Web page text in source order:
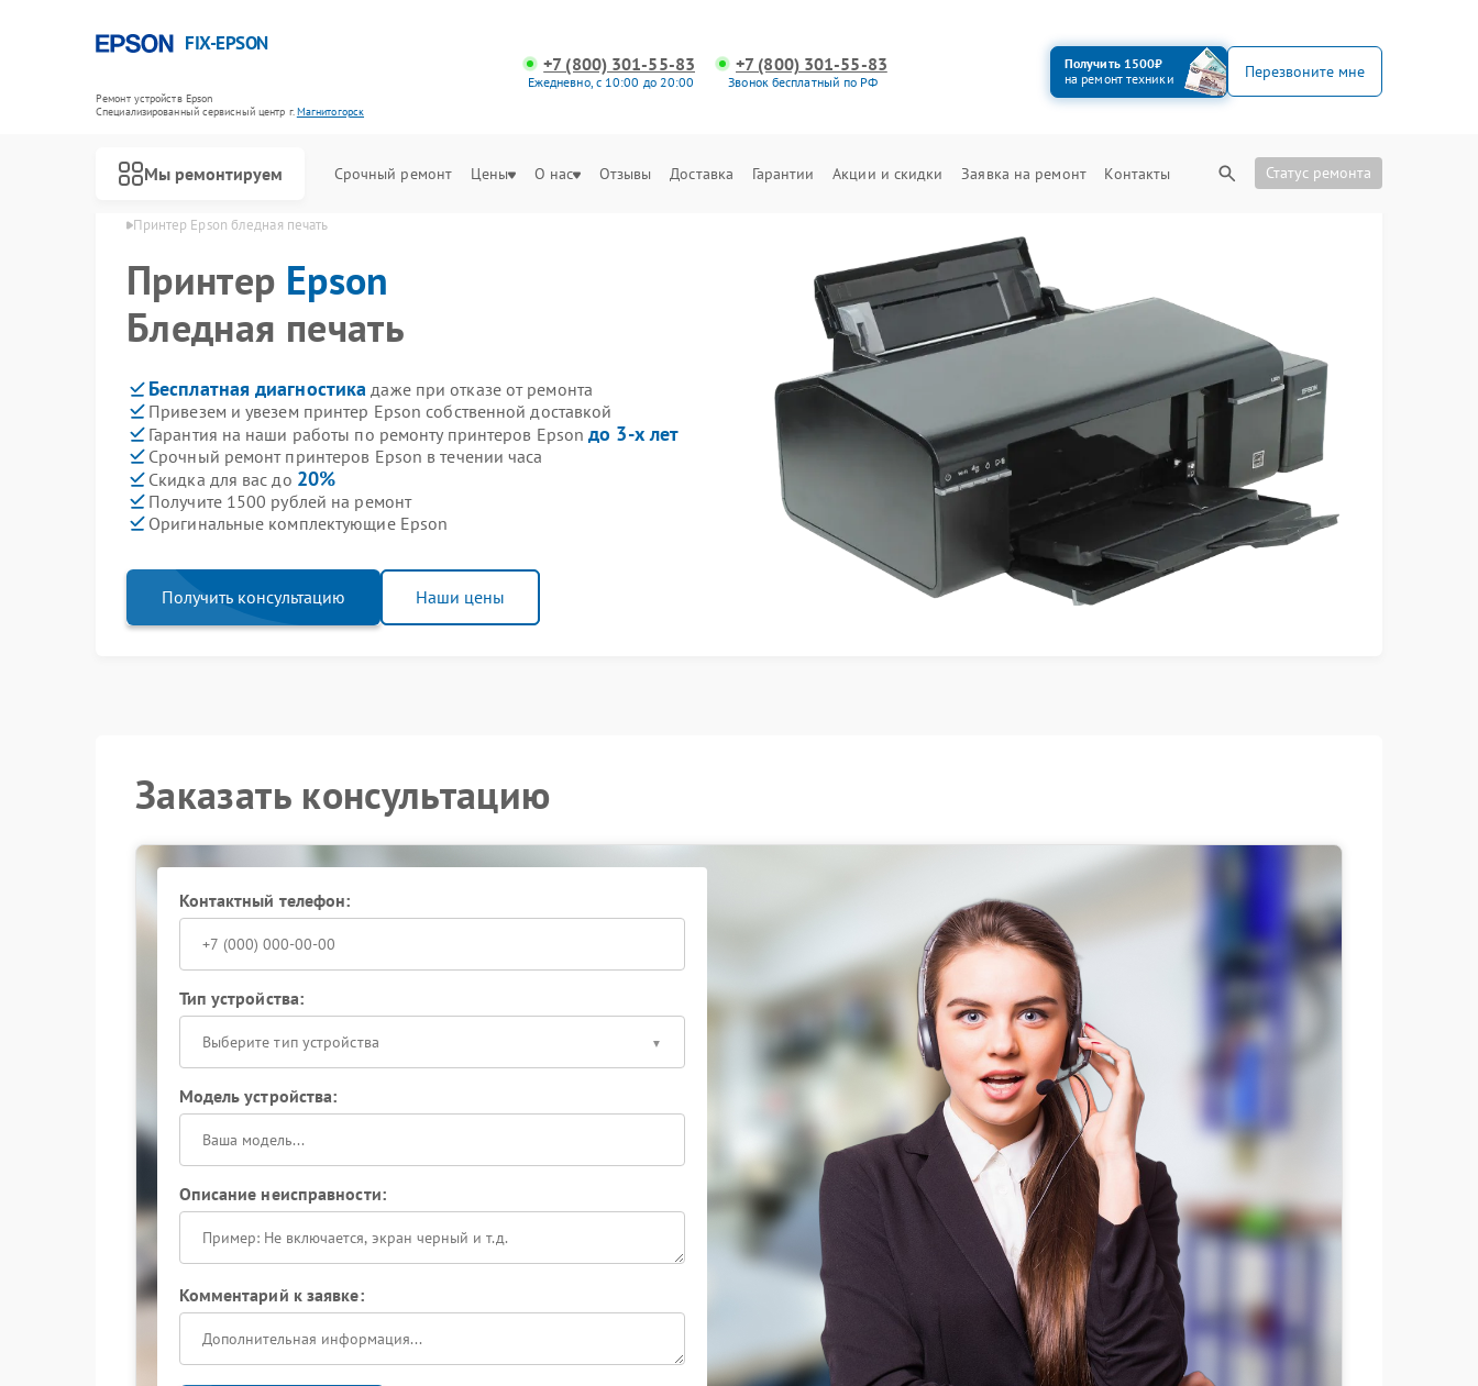
FIX-EPSON
Ремонт устройств Epson
Специализированный cервисный центр г.Магнитогорск
+7 (800) 301-55-83
Ежедневно, с 10:00 до 20:00
+7 (800) 301-55-83
Звонок бесплатный по РФ
Получить 1500₽
на ремонт техники
Перезвоните мне
Мы ремонтируем Срочный ремонт Цены О нас Отзывы Доставка Гарантии Акции и скидки Заявка на ремонт Контакты Статус ремонта
Принтер Epson бледная печать
Принтер Epson
Бледная печать
Бесплатная диагностика даже при отказе от ремонта
Привезем и увезем принтер Epson собственной доставкой
Гарантия на наши работы по ремонту принтеров Epsonдо 3-х лет
Срочный ремонт принтеров Epson в течении часа
Скидка для вас до 20%
Получите 1500 рублей на ремонт
Оригинальные комплектующие Epson
Получить консультацию Наши цены
Заказать консультацию
Контактный телефон:
Тип устройства:
Выберите тип устройства
Модель устройства:
Описание неисправности:
Комментарий к заявке: